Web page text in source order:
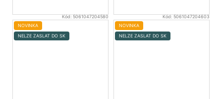
Kód: 5061047204580
NOVINKA
NELZE ZASLAT DO SK
Kód: 5061047204603
NOVINKA
NELZE ZASLAT DO SK